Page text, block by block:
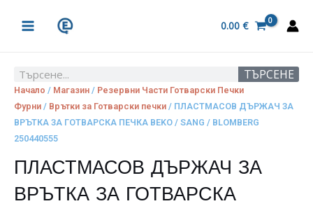
MENU
0.00 €
Search ТЪРСЕНЕ
Начало / Магазин / Резервни Части Готварски Печки
Фурни / Врътки за Готварски печки / ПЛАСТМАСОВ ДЪРЖАЧ ЗА
ВРЪТКА ЗА ГОТВАРСКА ПЕЧКА BEKO / SANG / BLOMBERG
250440555
ПЛАСТМАСОВ ДЪРЖАЧ ЗА
ВРЪТКА ЗА ГОТВАРСКА